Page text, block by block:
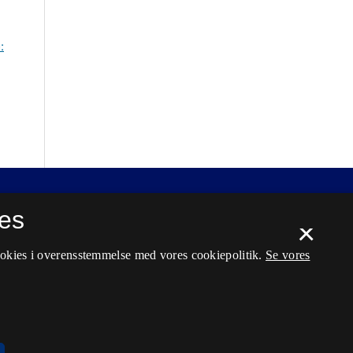
×
i overensstemmelse med vores cookiepolitik. Se vores